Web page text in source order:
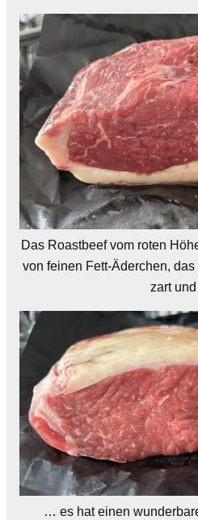
Das Roastbeef vom roten
von feinen Fett-Äderchen,
zart
… es hat einen